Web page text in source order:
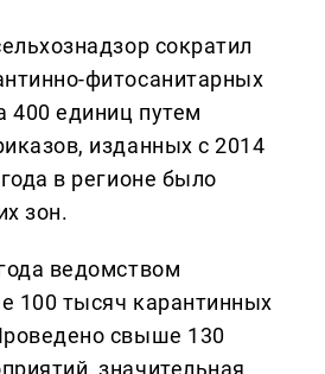
сократил
фитосанитарных
400 единиц путем
изданных с 2014
в регионе было
зон.
ведомством
100 тысяч карантинных
свыше 130
значительная